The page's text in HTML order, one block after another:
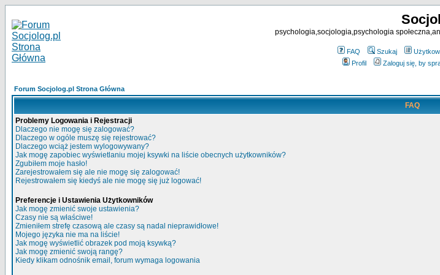
psychologia,socjologia,psychologia
FAQ Szukaj
Profil
Zaloguj się, by
Forum Socjolog.pl Strona Główna
FAQ
Problemy Logowania i Rejestracji
Dlaczego nie mogę się zalogować?
Dlaczego w ogóle muszę się rejestrować?
Dlaczego wciąż jestem wylogowywany?
Jak mogę zapobiec wyświetlaniu mojej ksywki na liście obecnych użytkowników?
Zgubiłem moje hasło!
Zarejestrowałem się ale nie mogę się zalogować!
Rejestrowałem się kiedyś ale nie mogę się już logować!
Preferencje i Ustawienia Użytkowników
Jak mogę zmienić swoje ustawienia?
Czasy nie są właściwe!
Zmieniłem strefę czasową ale czasy są nadal nieprawidłowe!
Mojego języka nie ma na liście!
Jak mogę wyświetlić obrazek pod moją ksywką?
Jak mogę zmienić swoją rangę?
Kiedy klikam odnośnik email, forum wymaga logowania